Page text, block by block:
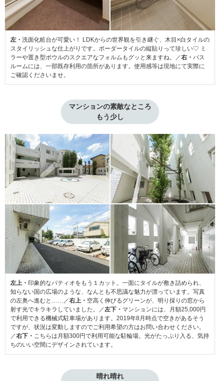
左・ 洗面化粧台が可愛い！ LDKからの世界観を引き継ぐ、木目×白タイルの
スタイリッシュな仕上がりです。ボーダータイルの縦貼りって珍しい♡ ミ
ラーや置き型ボウルのスクエアなフォルムもグッと来ますね。／右・ バス
ルームには、一部既存利用の箇所があります。使用感等は現地にて実際に
ご確認くださいませ。
マンションの素敵なところ
もう少し
左上・ 印象的なパティオをもう１カット。一面にタイルが敷き詰められ、
知らない国の広場のような、なんとも不思議な魅力が漂っています。写真
の左奥へ進むと……／右上・ 空高く伸びるグリーンが、明り採りの窓から
射す光でキラキラしていました。／左下・ マンションには、月額25,000円
で利用できる機械式駐車場があります。2019年8月時点で空きがあるそう
ですが、状況は変動しますのでご利用希望の方はお問い合わせください。
／右下・ こちらは月額300円で利用可能な駐輪場。光がたっぷり入る、気持
ちのいい空間にデザインされています。
晴れ晴れ